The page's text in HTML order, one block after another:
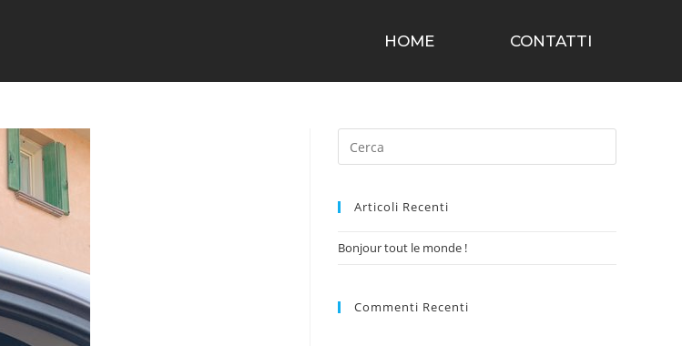
HOME CONTATTI
Articoli Recenti
Bonjour tout le monde !
Commenti Recenti